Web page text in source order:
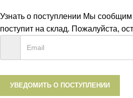
Узнать о поступлении Мы сообщим
поступит на склад. Пожалуйста,
УВЕДОМИТЬ О ПОСТУПЛЕНИИ